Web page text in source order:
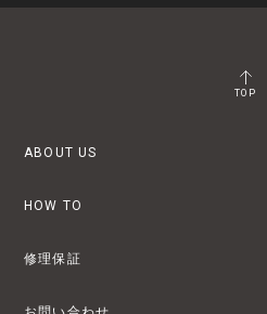
TOP
ABOUT US
HOW TO
修理保証